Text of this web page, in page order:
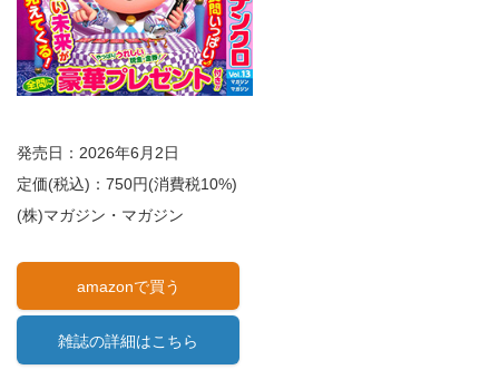
発売日：2026年6月2日
定価(税込)：750円(消費税10%)
(株)マガジン・マガジン
amazonで買う
雑誌の詳細はこちら